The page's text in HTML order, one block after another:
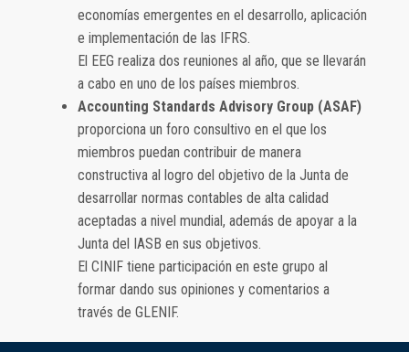
economías emergentes en el desarrollo, aplicación
e implementación de las IFRS.
El EEG realiza dos reuniones al año, que se llevarán
a cabo en uno de los países miembros.
Accounting Standards Advisory Group (ASAF)
proporciona un foro consultivo en el que los
miembros puedan contribuir de manera
constructiva al logro del objetivo de la Junta de
desarrollar normas contables de alta calidad
aceptadas a nivel mundial, además de apoyar a la
Junta del IASB en sus objetivos.
El CINIF tiene participación en este grupo al
formar dando sus opiniones y comentarios a
través de GLENIF.